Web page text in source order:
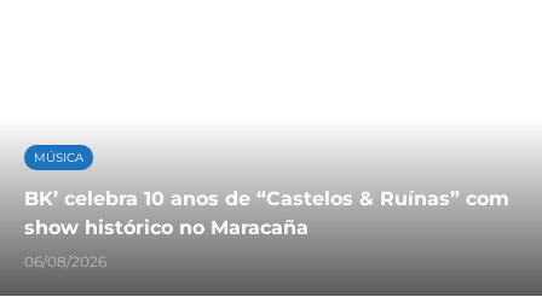
MÚSICA
BK’ celebra 10 anos de “Castelos & Ruínas” com
show histórico no Maracaña
06/08/2026